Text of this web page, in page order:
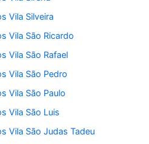
Vila Silveira
Vila São Ricardo
Vila São Rafael
Vila São Pedro
Vila São Paulo
Vila São Luis
Vila São Judas Tadeu